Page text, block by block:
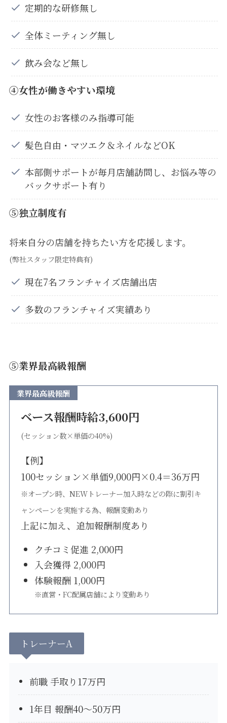
定期的な研修無し
全体ミーティング無し
飲み会など無し
④女性が働きやすい環境
女性のお客様のみ指導可能
髪色自由・マツエク＆ネイルなどOK
本部側サポートが毎月店舗訪問し、お悩み等の
バックサポート有り
⑤独立制度有
将来自分の店舗を持ちたい方を応援します。
(弊社スタッフ限定特典有)
現在7名フランチャイズ店舗出店
多数のフランチャイズ実績あり
⑤業界最高級報酬
業界最高級報酬
ベース報酬時給3,600円
(セッション数×単価の40%)
【例】
100セッション×単価9,000円×0.4＝36万円
※オープン時、NEWトレーナー加入時などの際に割引キ
ャンペーンを実施する為、報酬変動あり
上記に加え、追加報酬制度あり
クチコミ促進 2,000円
入会獲得 2,000円
体験報酬 1,000円
※直営・FC配属店舗により変動あり
トレーナーA
前職 手取り17万円
1年目 報酬40〜50万円